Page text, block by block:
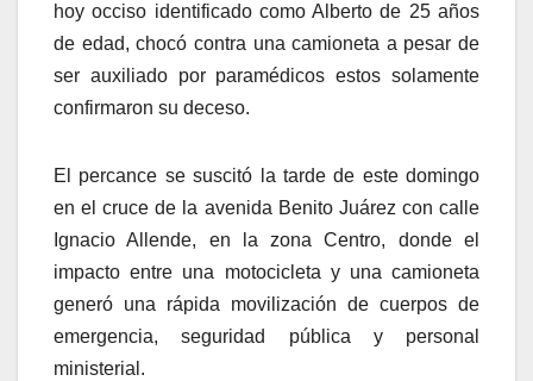
hoy occiso identificado como Alberto de 25 años
de edad, chocó contra una camioneta a pesar de
ser auxiliado por paramédicos estos solamente
confirmaron su deceso.
El percance se suscitó la tarde de este domingo
en el cruce de la avenida Benito Juárez con calle
Ignacio Allende, en la zona Centro, donde el
impacto entre una motocicleta y una camioneta
generó una rápida movilización de cuerpos de
emergencia, seguridad pública y personal
ministerial.